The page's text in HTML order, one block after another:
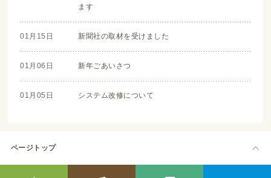
ます
01月15日 新聞社の取材を受けました
01月06日 新年ごあいさつ
01月05日 システム改修について
ページトップ